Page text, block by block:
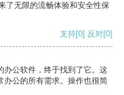
了无限的流畅体验和安全性保
支持[0] 反对[0]
办公软件，终于找到了它。这
办公的所有需求。操作也很简